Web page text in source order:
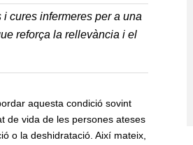
cures infermeres per a una
reforça la rellevància i el
aquesta condició sovint
de vida de les persones ateses
o la deshidratació. Així mateix,